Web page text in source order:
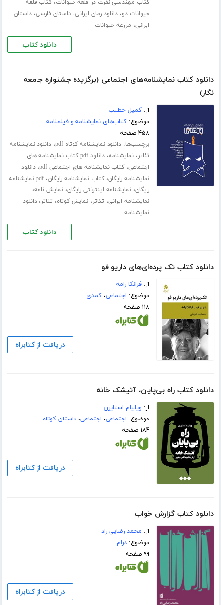
کتاب مهندسی نفرت در قلعه حیوانات،کتاب قلعه
حیوانات دو،دانلود رمان ایرانی،داستان فارسی،داستان
ایرانی، مزرعه حیوانات
دانلود کتاب
دانلود کتاب نمایشنامه‌های اجتماعی (برگزیده جشنواره جامعه
نگار)
از:کمیل خطیب
موضوع:کتاب‌های نمایشنامه و فیلمنامه
۴۵۸ صفحه
برچسب‌ها:دانلود نمایشنامه کوتاه pdf ،دانلود نمایشنامه
تئاتر،نمایشنامه،
دانلود pdf کتاب نمایشنامه های
اجتماعی،کتاب نمایشنامه های اجتماعی pdf ،دانلود
نمایشنامه رایگان،کتاب نمایشنامه رایگان،
pdf نمایشنامه
رایگان،نمایشنامه اینترنتی رایگان،نمایش نامه،
نمایشنامه ایرانی، تئاتر،نمایش کوتاه، تئاتر،دانلود
نمایشنامه
دانلود کتاب
دانلود کتاب تک پرده‌ای‌های داریو فو
از:فرانکا رامه
موضوع: اجتماعی،کمدی
۱۱۸ صفحه
دریافت از کتابراه
دانلود کتاب راه بی‌پایان، آتیشک خانه
از: ویلیام استایرن
موضوع: اجتماعی، اجتماعی،داستان کوتاه
۱۸۴ صفحه
دریافت از کتابراه
دانلود کتاب گزارش خواب
از: محمد رضایی راد
موضوع:درام
۹۹ صفحه
دریافت از کتابراه